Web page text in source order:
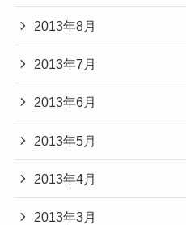
2013年8月
2013年7月
2013年6月
2013年5月
2013年4月
2013年3月